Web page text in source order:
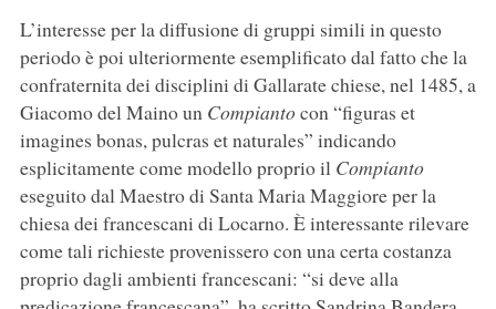
L’interesse per la diffusione di gruppi simili in questo
periodo è poi ulteriormente esemplificato dal fatto che la
confraternita dei disciplini di Gallarate chiese, nel 1485, a
Giacomo del Maino un Compiantocon “figuras et
imagines bonas, pulcras et naturales” indicando
esplicitamente come modello proprio il Compianto
eseguito dal Maestro di Santa Maria Maggiore per la
chiesa dei francescani di Locarno. È interessante rilevare
come tali richieste provenissero con una certa costanza
proprio dagli ambienti francescani: “si deve alla